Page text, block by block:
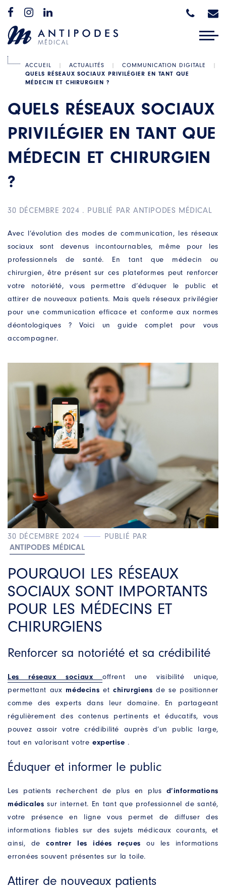
ACCUEIL | ACTUALITÉS | COMMUNICATION DIGITALE
|
QUELS RÉSEAUX SOCIAUX PRIVILÉGIER EN TANT QUE
MÉDECIN ET CHIRURGIEN ?
QUELS RÉSEAUX SOCIAUX
PRIVILÉGIER EN TANT QUE
MÉDECIN ET CHIRURGIEN
?
30 DÉCEMBRE 2024 . PUBLIÉ PAR ANTIPODES MÉDICAL
Avec l’évolution des modes de communication, les réseaux
sociaux sont devenus incontournables, même pour les
professionnels de santé. En tant que médecin ou
chirurgien, être présent sur ces plateformes peut renforcer
votre notoriété, vous permettre d’éduquer le public et
attirer de nouveaux patients. Mais quels réseaux privilégier
pour une communication efficace et conforme aux normes
déontologiques ? Voici un guide complet pour vous
accompagner.
30 DÉCEMBRE 2024
PUBLIÉ PAR
ANTIPODES MÉDICAL
POURQUOI LES RÉSEAUX
SOCIAUX SONT IMPORTANTS
POUR LES MÉDECINS ET
CHIRURGIENS
Renforcer sa notoriété et sa crédibilité
Les réseaux sociaux offrent une visibilité unique,
permettant aux médecinsetchirurgiensde se positionner
comme des experts dans leur domaine. En partageant
régulièrement des contenus pertinents et éducatifs, vous
pouvez assoir votre crédibilité auprès d’un public large,
tout en valorisant votreexpertise .
Éduquer et informer le public
Les patients recherchent de plus en plus d’informations
médicales sur internet. En tant que professionnel de santé,
votre présence en ligne vous permet de diffuser des
informations fiables sur des sujets médicaux courants, et
ainsi, decontrer les idées reçues ou les informations
erronées souvent présentes sur la toile.
Attirer de nouveaux patients